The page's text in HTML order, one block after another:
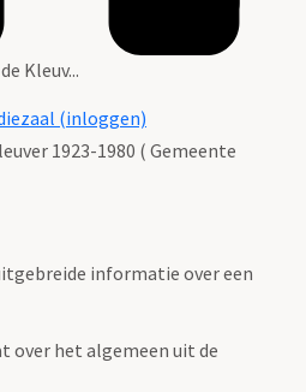
Kleuv...
(inloggen)
1923-1980 ( Gemeente
informatie over een
over het algemeen uit de